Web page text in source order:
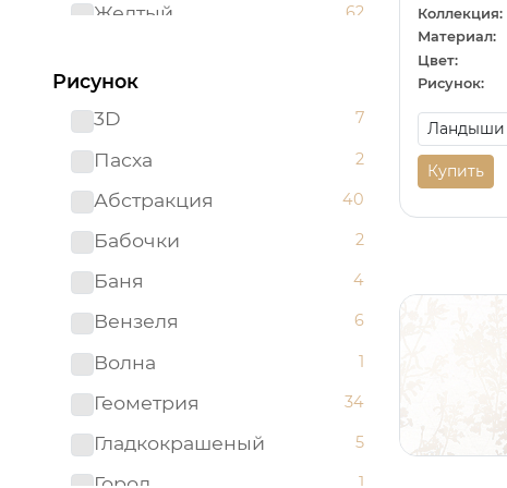
Желтый 62
Золотистый
Золотой
Изумрудный
Капучино
Коричневый
Красный
Ментоловый
Мятный
Оливковый
Оранжевый
Рисунок
3D
7
Пасха 2
Абстракция 40
Бабочки 2
Баня 4
Вензеля 6
Волна 1
Геометрия 34
Гладкокрашеный 5
Город 1
Коллекция:
Материал:
Цвет:
Рисунок:
Купить